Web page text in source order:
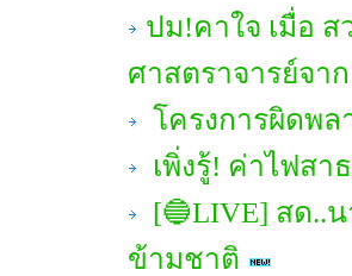
ปม!คาใจ เมื่อ
ศาสตราจารย์จา
โครงการผิดพ
เพิ่งรู้! ค่าไฟส
[🔵LIVE] สด..
ข้ามชาติ